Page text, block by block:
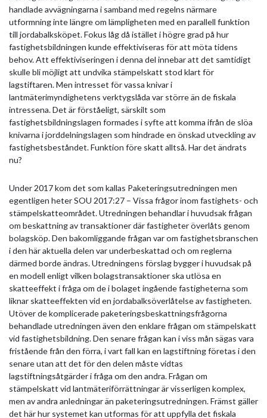
handlade avvägningarna i samband med regelns närmare
utformning inte längre om lämpligheten med en parallell funktion
till jordabalksköpet. Fokus låg då istället i högre grad på hur
fastighetsbildningen kunde effektiviseras för att möta tidens
behov. Att effektiviseringen i denna del innebar att det samtidigt
skulle bli möjligt att undvika stämpelskatt stod klart för
lagstiftaren. Men intresset för vassa knivar i
lantmäterimyndighetens verktygslåda var större än de fiskala
intressena. Det är förståeligt, särskilt som
fastighetsbildningslagen formades i syfte att komma ifrån de slöa
knivarna i jorddelningslagen som hindrade en önskad utveckling av
fastighetsbeståndet. Funktion före skatt alltså. Har det ändrats
nu?
Under 2017 kom det som kallas Paketeringsutredningen men
egentligen heter SOU 2017:27 – Vissa frågor inom fastighets- och
stämpelskatteområdet. Utredningen behandlar i huvudsak frågan
om beskattning av transaktioner där fastigheter överlåts genom
bolagsköp. Den bakomliggande frågan var om fastighetsbranschen
i den här aktuella delen var underbeskattad och om reglerna
därmed borde ändras. Utredningens förslag bygger i huvudsak på
en modell enligt vilken bolagstransaktioner ska utlösa en
skatteeffekt i fråga om de i bolaget ingående fastigheterna som
liknar skatteeffekten vid en jordabalksöverlåtelse av fastigheten.
Utöver de komplicerade paketeringsbeskattningsfrågorna
behandlade utredningen även den enklare frågan om stämpelskatt
vid fastighetsbildning. Den senare frågan kan i viss mån sägas vara
fristående från den förra, i vart fall kan en lagstiftning företas i den
senare utan att det för den delen måste vidtas
lagstiftningsåtgärder i fråga om den andra. Frågan om
stämpelskatt vid lantmäteriförrättningar är visserligen komplex,
men av andra anledningar än paketeringsutredningen. Främst gäller
det här hur systemet kan utformas för att uppfylla det fiskala